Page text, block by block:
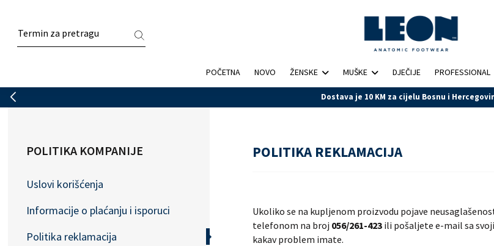
POČETNA NOVO ŽENSKE MUŠKE DJEČIJE PROFESSIONAL
Dostava je 10 KM za cijelu Bosnu i Hercegovinu
POLITIKA KOMPANIJE
Uslovi korišćenja
Informacije o plaćanju i isporuci
Politika reklamacija
POLITIKA REKLAMACIJA
Ukoliko se na kupljenom proizvodu pojave
telefonom na broj 056/261-423ili pošaljete e-mail sa
kakav problem imate.